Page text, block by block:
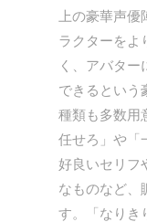
上の豪華声
ラクターをよ
く、アバタ
できるという
種類も多数用
任せろ」や「
好良いセリフ
なものなど、
す。「なりき